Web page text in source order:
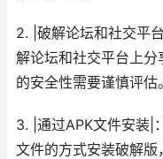
2. |破解论坛和社交平
解论坛和社交平台上
的安全性需要谨慎评估。
3. |通过APK文件安装|
文件的方式安装破解